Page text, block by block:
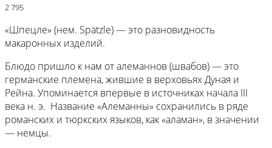
2 795
«Шпецле» (нем. Spätzle) — это разновидность
макаронных изделий.
Блюдо пришло к нам от алеманнов (швабов) — это
германские племена, жившие в верховьях Дуная и
Рейна. Упоминается впервые в источниках начала III
века н. э. Название «Алеманны» сохранились в ряде
романских и тюркских языков, как «аламан», в значении
— немцы.